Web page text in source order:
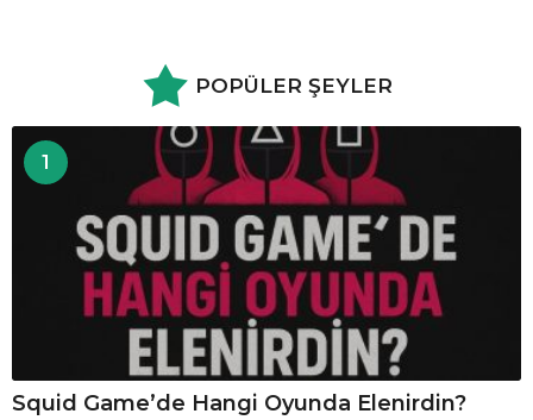
POPÜLER ŞEYLER
1
Squid Game’de Hangi Oyunda Elenirdin?